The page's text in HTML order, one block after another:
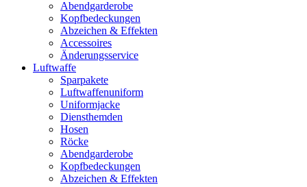
Abendgarderobe
Kopfbedeckungen
Abzeichen & Effekten
Accessoires
Änderungsservice
Luftwaffe
Sparpakete
Luftwaffenuniform
Uniformjacke
Diensthemden
Hosen
Röcke
Abendgarderobe
Kopfbedeckungen
Abzeichen & Effekten